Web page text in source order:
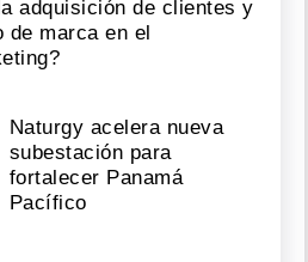
adquisición de clientes y
de marca en el
Naturgy acelera nueva
subestación para
fortalecer Panamá
Pacífico